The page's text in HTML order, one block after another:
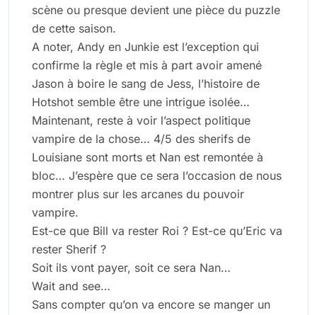
scène ou presque devient une pièce du puzzle
de cette saison.
A noter, Andy en Junkie est l’exception qui
confirme la règle et mis à part avoir amené
Jason à boire le sang de Jess, l’histoire de
Hotshot semble être une intrigue isolée…
Maintenant, reste à voir l’aspect politique
vampire de la chose… 4/5 des sherifs de
Louisiane sont morts et Nan est remontée à
bloc… J’espère que ce sera l’occasion de nous
montrer plus sur les arcanes du pouvoir
vampire.
Est-ce que Bill va rester Roi ? Est-ce qu’Eric va
rester Sherif ?
Soit ils vont payer, soit ce sera Nan…
Wait and see…
Sans compter qu’on va encore se manger un